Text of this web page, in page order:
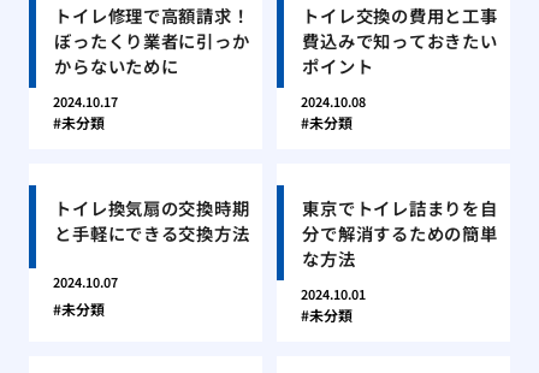
トイレ修理で高額請求！
ぼったくり業者に引っか
からないために
2024.10.17
未分類
トイレ交換の費用と工事
費込みで知っておきたい
ポイント
2024.10.08
未分類
トイレ換気扇の交換時期
と手軽にできる交換方法
2024.10.07
未分類
東京でトイレ詰まりを自
分で解消するための簡単
な方法
2024.10.01
未分類